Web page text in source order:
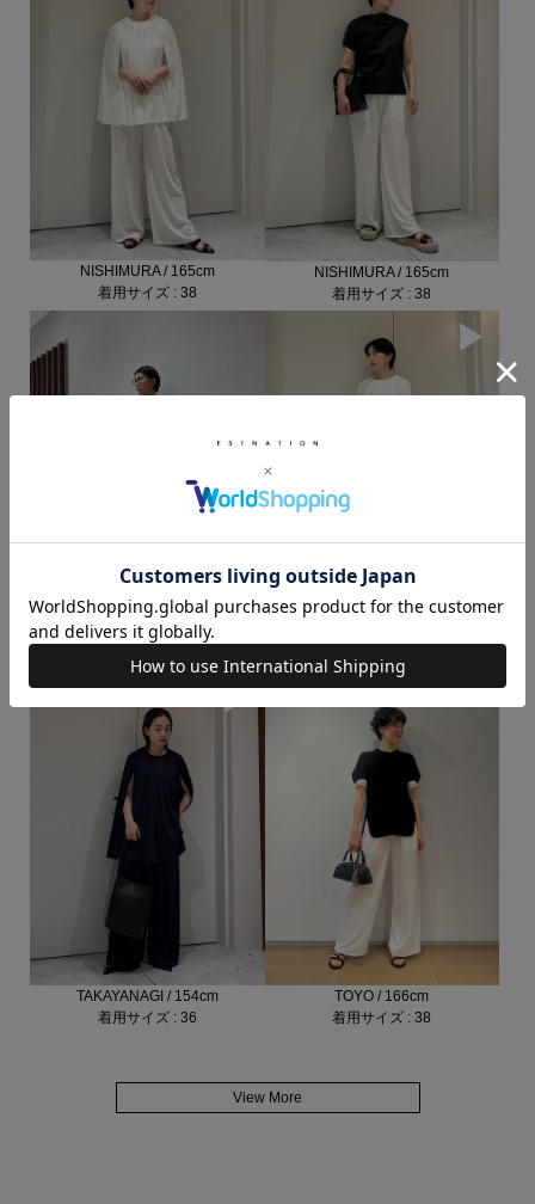
NISHIMURA / 165cm
着用サイズ : 38
NISHIMURA / 165cm
着用サイズ : 38
MORII / 166cm
TAKAYANAGI / 154cm
着用サイズ : 36
TOYO / 166cm
着用サイズ : 38
View More